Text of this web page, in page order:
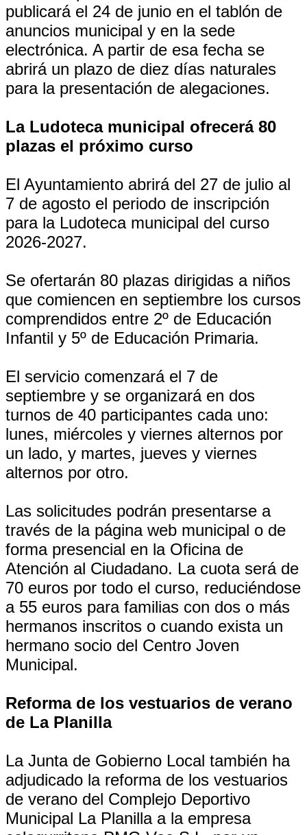
publicará el 24 de junio en el tablón de
anuncios municipal y en la sede
electrónica. A partir de esa fecha se
abrirá un plazo de diez días naturales
para la presentación de alegaciones.
La Ludoteca municipal ofrecerá 80
plazas el próximo curso
El Ayuntamiento abrirá del 27 de julio al
7 de agosto el periodo de inscripción
para la Ludoteca municipal del curso
2026-2027.
Se ofertarán 80 plazas dirigidas a niños
que comiencen en septiembre los cursos
comprendidos entre 2º de Educación
Infantil y 5º de Educación Primaria.
El servicio comenzará el 7 de
septiembre y se organizará en dos
turnos de 40 participantes cada uno:
lunes, miércoles y viernes alternos por
un lado, y martes, jueves y viernes
alternos por otro.
Las solicitudes podrán presentarse a
través de la página web municipal o de
forma presencial en la Oficina de
Atención al Ciudadano. La cuota será de
70 euros por todo el curso, reduciéndose
a 55 euros para familias con dos o más
hermanos inscritos o cuando exista un
hermano socio del Centro Joven
Municipal.
Reforma de los vestuarios de verano
de La Planilla
La Junta de Gobierno Local también ha
adjudicado la reforma de los vestuarios
de verano del Complejo Deportivo
Municipal La Planilla a la empresa